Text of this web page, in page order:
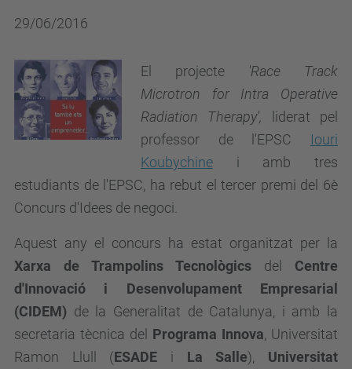
29/06/2016
El projecte 'Race Track
Microtron for Intra Operative
Radiation Therapy', liderat pel
professor de l'EPSC Iouri
Koubychine i amb tres
estudiants de l'EPSC, ha rebut el tercer premi del 6è
Concurs d'Idees de negoci.
Aquest any el concurs ha estat organitzat per la
Xarxa de Trampolins Tecnològics del Centre
d'Innovació i Desenvolupament Empresarial
(CIDEM) de la Generalitat de Catalunya, i amb la
secretaria tècnica del Programa Innova, Universitat
Ramon Llull (ESADE i La Salle), Universitat